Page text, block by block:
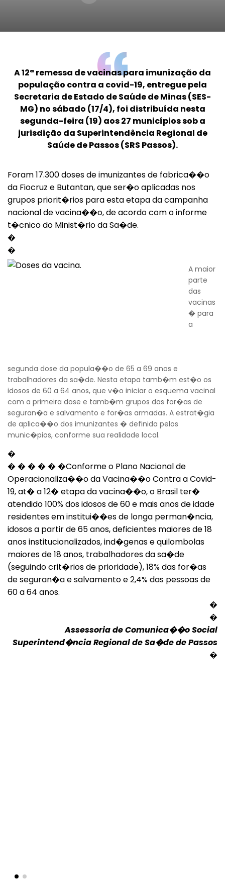
Voltar
A 12ª remessa de vacinas para imunização da
população contra a covid-19, entregue pela
Secretaria de Estado de Saúde de Minas (SES-
MG) no sábado (17/4), foi distribuída nesta
segunda-feira (19) aos 27 municípios sob a
jurisdição da Superintendência Regional de
Saúde de Passos (SRS Passos).
Foram 17.300 doses de imunizantes de fabrica��o
da Fiocruz e Butantan, que ser�o aplicadas nos
grupos priorit�rios para esta etapa da campanha
nacional de vacina��o, de acordo com o informe
t�cnico do Minist�rio da Sa�de.
�
�
A maior
parte
das
vacinas
� para
a
segunda dose da popula��o de 65 a 69 anos e
trabalhadores da sa�de. Nesta etapa tamb�m est�o os
idosos de 60 a 64 anos, que v�o iniciar o esquema vacinal
com a primeira dose e tamb�m grupos das for�as de
seguran�a e salvamento e for�as armadas. A estrat�gia
de aplica��o dos imunizantes � definida pelos
munic�pios, conforme sua realidade local.
�
� � � � � �Conforme o Plano Nacional de
Operacionaliza��o da Vacina��o Contra a Covid-
19, at� a 12� etapa da vacina��o, o Brasil ter�
atendido 100% dos idosos de 60 e mais anos de idade
residentes em institui��es de longa perman�ncia,
idosos a partir de 65 anos, deficientes maiores de 18
anos institucionalizados, ind�genas e quilombolas
maiores de 18 anos, trabalhadores da sa�de
(seguindo crit�rios de prioridade), 18% das for�as
de seguran�a e salvamento e 2,4% das pessoas de
60 a 64 anos.
�
�
Assessoria de Comunica��o Social
Superintend�ncia Regional de Sa�de de Passos
�